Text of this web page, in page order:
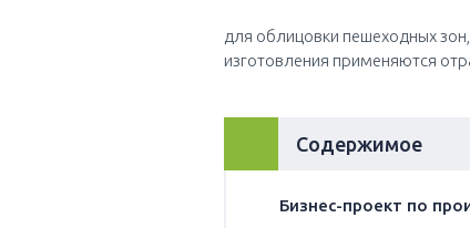
для облицовки пешеходных
изготовления применяются
Содержимое
Бизнес-проект по